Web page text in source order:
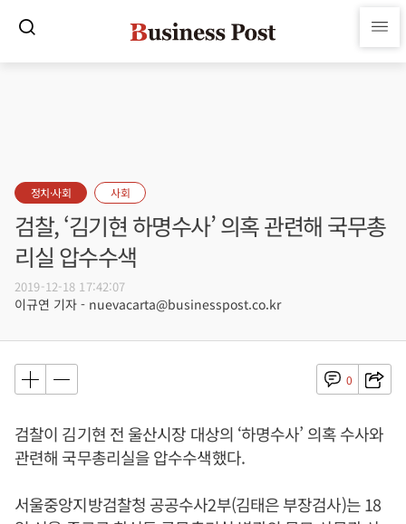
정치·사회 사회
검찰, ‘김기현 하명수사’ 의혹 관련해 국무총
리실 압수수색
2019-12-18 17:42:07
이규연 기자 - nuevacarta@businesspost.co.kr
0
검찰이 김기현 전 울산시장 대상의 ‘하명수사’ 의혹 수사와
관련해 국무총리실을 압수수색했다.
서울중앙지방검찰청 공공수사2부(김태은 부장검사)는 18